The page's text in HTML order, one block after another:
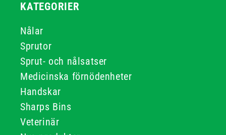
KATEGORIER
Nålar
Sprutor
Sprut- och nålsatser
Medicinska förnödenheter
Handskar
Sharps Bins
Veterinär